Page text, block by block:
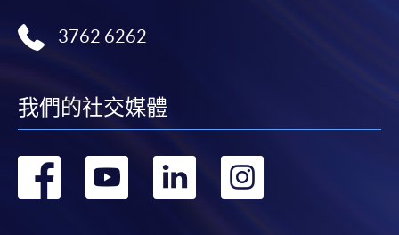
3762 6262
我們的社交媒體
轉 轉 轉 轉